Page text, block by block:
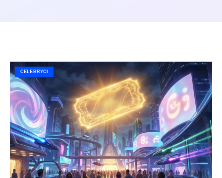
CELEBRYCI